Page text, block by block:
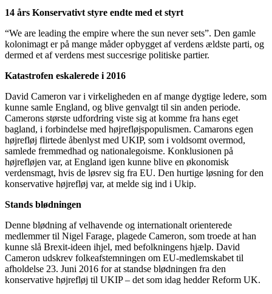
14 års Konservativt styre endte med et styrt
“We are leading the empire where the sun never sets”. Den gamle
kolonimagt er på mange måder opbygget af verdens ældste parti, og
dermed et af verdens mest succesrige politiske partier.
Katastrofen eskalerede i 2016
David Cameron var i virkeligheden en af mange dygtige ledere, som
kunne samle England, og blive genvalgt til sin anden periode.
Camerons største udfordring viste sig at komme fra hans eget
bagland, i forbindelse med højrefløjspopulismen. Camarons egen
højrefløj flirtede åbenlyst med UKIP, som i voldsomt overmod,
samlede fremmedhad og nationalegoisme. Konklusionen på
højrefløjen var, at England igen kunne blive en økonomisk
verdensmagt, hvis de løsrev sig fra EU. Den hurtige løsning for den
konservative højrefløj var, at melde sig ind i Ukip.
Stands blødningen
Denne blødning af velhavende og internationalt orienterede
medlemmer til Nigel Farage, plagede Cameron, som troede at han
kunne slå Brexit-ideen ihjel, med befolkningens hjælp. David
Cameron udskrev folkeafstemningen om EU-medlemskabet til
afholdelse 23. Juni 2016 for at standse blødningen fra den
konservative højrefløj til UKIP – det som idag hedder Reform UK.